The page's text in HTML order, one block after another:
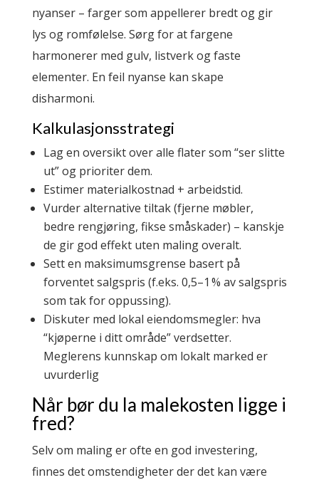
nyanser – farger som appellerer bredt og gir
lys og romfølelse. Sørg for at fargene
harmonerer med gulv, listverk og faste
elementer. En feil nyanse kan skape
disharmoni.
Kalkulasjonsstrategi
Lag en oversikt over alle flater som “ser slitte
ut” og prioriter dem.
Estimer materialkostnad + arbeidstid.
Vurder alternative tiltak (fjerne møbler,
bedre rengjøring, fikse småskader) – kanskje
de gir god effekt uten maling overalt.
Sett en maksimumsgrense basert på
forventet salgspris (f.eks. 0,5–1 % av salgspris
som tak for oppussing).
Diskuter med lokal eiendomsmegler: hva
“kjøperne i ditt område” verdsetter.
Meglerens kunnskap om lokalt marked er
uvurderlig
Når bør du la malekosten ligge i
fred?
Selv om maling er ofte en god investering,
finnes det omstendigheter der det kan være